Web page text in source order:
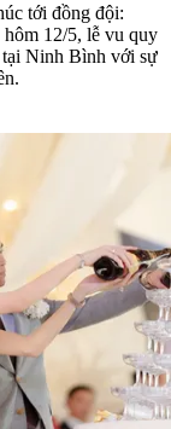
tới đồng đội:
12/5, lễ vu quy
Ninh Bình với sự